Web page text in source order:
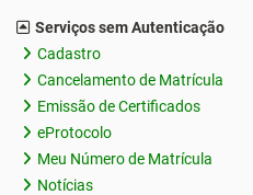
Serviços sem Autenticação
Cadastro
Cancelamento de Matrícula
Emissão de Certificados
eProtocolo
Meu Número de Matrícula
Notícias